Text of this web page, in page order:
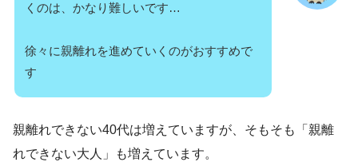
くのは、かなり難しいです…
徐々に親離れを進めていくのがおすすめで
す
親離れできない40代は増えていますが、そもそも「親離
れできない大人」も増えています。